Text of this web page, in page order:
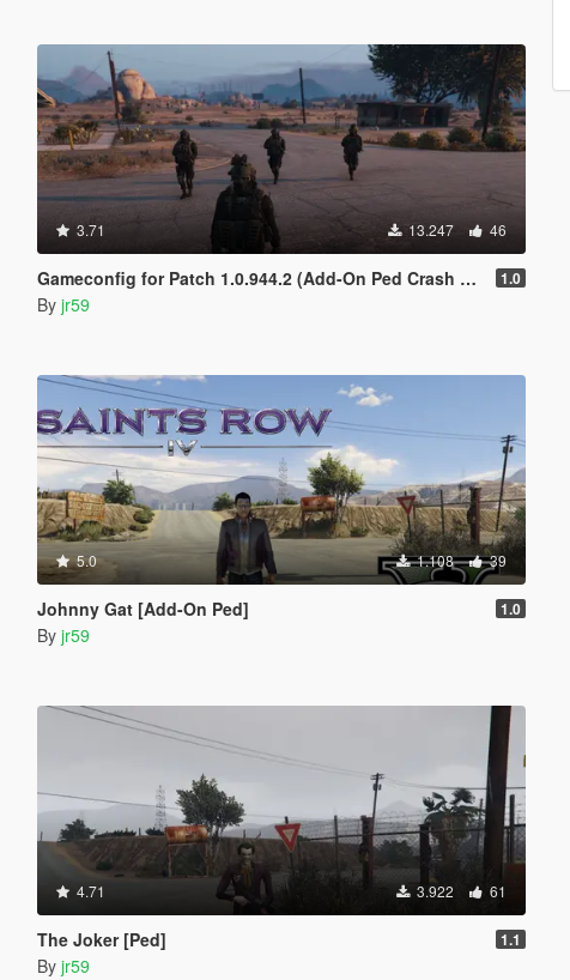
3.71 13.247 46
Gameconfig for Patch 1.0.944.2 (Add-On Ped Crash Fix) 1.0
By jr59
5.0 1.108 39
Johnny Gat [Add-On Ped] 1.0
By jr59
4.71 3.922 61
The Joker [Ped] 1.1
By jr59